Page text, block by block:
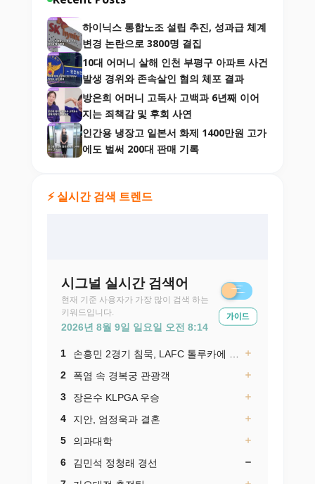
하이닉스 통합노조 설립 추진, 성과급 체계
변경 논란으로 3800명 결집
10대 어머니 살해 인천 부평구 아파트 사건
발생 경위와 존속살인 혐의 체포 결과
방은희 어머니 고독사 고백과 6년째 이어
지는 죄책감 및 후회 사연
인간용 냉장고 일본서 화제 1400만원 고가
에도 벌써 200대 판매 기록
⚡ 실시간 검색 트렌드